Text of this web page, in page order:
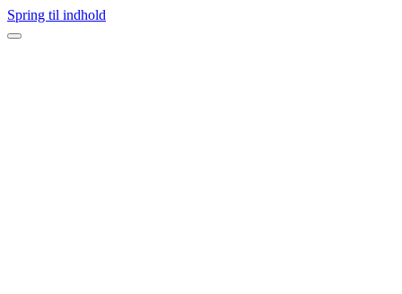
Spring til indhold
Navigation